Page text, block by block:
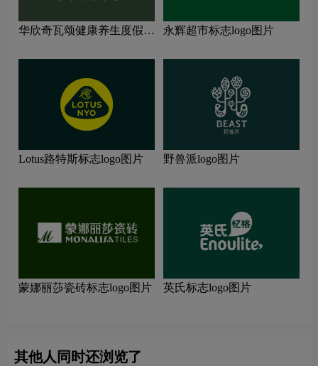
华欣奇瓦颂健康养生度假村
永辉超市标志logo图片
Lotus路特斯标志logo图片 野兽派logo图片
蒙娜丽莎瓷砖标志logo图片 英氏标志logo图片
其他人同时还浏览了